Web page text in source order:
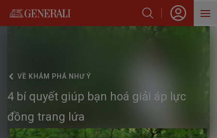
VỀ KHÁM PHÁ NHƯ Ý
4 bí quyết giúp bạn hoá giải áp lực
đồng trang lứa